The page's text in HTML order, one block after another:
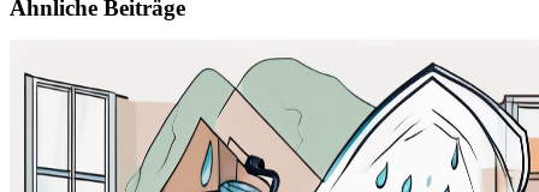
Ähnliche Beiträge